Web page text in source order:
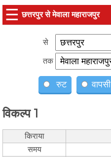
☰ छत्तरपुर से मेवाला महाराजपुर
से
तक
रुट वापसी
विकल्प 1
किराया
समय